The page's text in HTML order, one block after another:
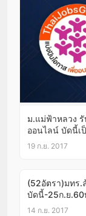
ม.แม่ฟ้าหลวง
ออนไลน์ บัดนี้เ
19 ก.ย. 2017
(52อัตรา)มทร
บัดนี้-25ก.ย.60
14 ก.ย. 2017